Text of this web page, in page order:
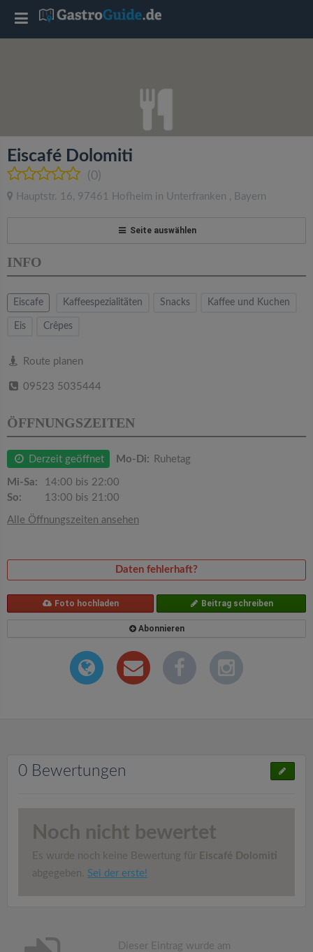
Eiscafé Dolomiti
(0)
Hauptstr. 16, 97461 Hofheim in Unterfranken , Bayern
Seite auswählen
INFO
Eiscafe Kaffeespezialitäten Snacks Kaffee und Kuchen
Eis Crêpes
Route planen
09523 5035444
ÖFFNUNGSZEITEN
Derzeit geöffnet Mo-Di: Ruhetag
Mi-Sa:
14:00 bis 22:00
So:
13:00 bis 21:00
Alle Öffnungszeiten ansehen
Daten fehlerhaft?
Foto hochladen Beitrag schreiben
Abonnieren
0 Bewertungen
Noch nicht bewertet
Es wurde noch keine Bewertung für Eiscafé Dolomiti
abgegeben. Sei der erste!
Dieser Eintrag wurde am
T
l
e
a
v
g
a
t